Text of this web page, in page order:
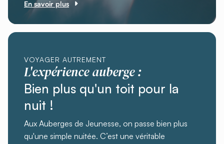
En savoir plus
VOYAGER AUTREMENT
L'expérience auberge :
Bien plus qu'un toit pour la
nuit !
Aux Auberges de Jeunesse, on passe bien plus
qu'une simple nuitée. C’est une véritable